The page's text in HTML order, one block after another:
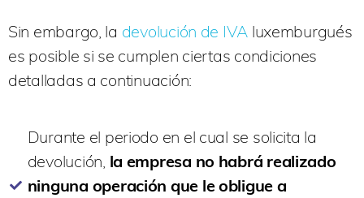
Sin embargo, la devolución de IVA luxemburgués
es posible si se cumplen ciertas condiciones
detalladas a continuación:
Durante el periodo en el cual se solicita la
devolución, la empresa no habrá realizado
ninguna operación que le obligue a